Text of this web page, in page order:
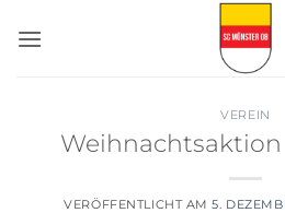
Inhalt
VEREIN
VERÖFFENTLICHT AM5.